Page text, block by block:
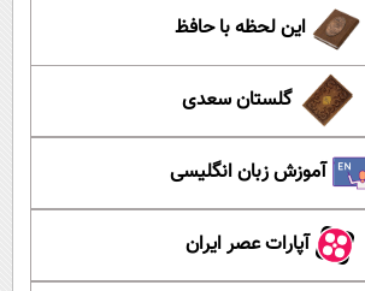
این لحظه با حافظ
گلستان سعدی
آموزش زبان انگلیسی
آپارات عصر ایران